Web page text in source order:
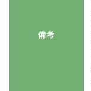
備考